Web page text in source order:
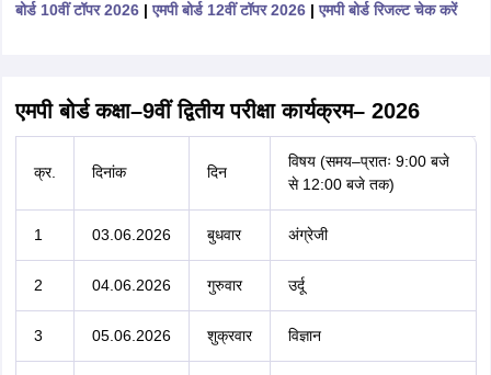
बोर्ड 10वीं टॉपर 2026|एमपी बोर्ड 12वीं टॉपर 2026|एमपी बोर्ड रिजल्ट चेक करें
एमपी बोर्ड कक्षा–9वीं द्वितीय परीक्षा कार्यक्रम– 2026
क्र. दिनांक दिन
विषय (समय–प्रातः 9:00 बजे
से 12:00 बजे तक)
1 03.06.2026 बुधवार अंग्रेजी
2 04.06.2026 गुरुवार उर्दू
3 05.06.2026 शुक्रवार विज्ञान